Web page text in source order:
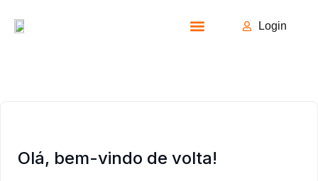
Login
Olá, bem-vindo de volta!